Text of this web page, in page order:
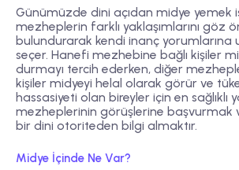
Günümüzde dini açıdan midye yemek
mezheplerin farklı yaklaşımlarını göz
bulundurarak kendi inanç yorumlarına
seçer. Hanefi mezhebine bağlı kişiler
durmayı tercih ederken, diğer
kişiler midyeyi helal olarak görür ve
hassasiyeti olan bireyler için en sağlıklı
mezheplerinin görüşlerine başvurmak
bir dini otoriteden bilgi almaktır.
Midye İçinde Ne Var?